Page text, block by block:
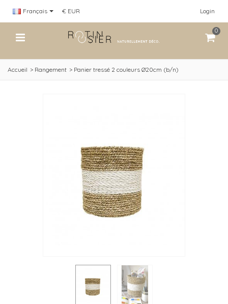
Français Login
€ EUR
0
Accueil > Rangement > Panier tressé 2 couleurs Ø20cm (b/n)